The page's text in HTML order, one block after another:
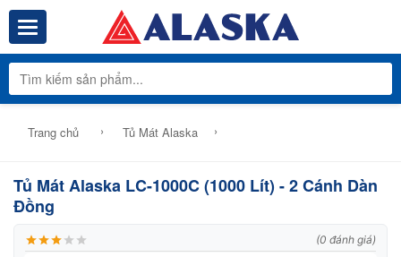
Toggle navigation Tổng Kho
Trang chủ › Tủ Mát Alaska ›
Tủ Mát Alaska LC-1000C (1000 Lít) - 2 Cánh Dàn
Đồng
(0 đánh giá)